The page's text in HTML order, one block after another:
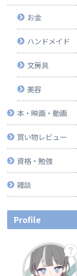
お金
ハンドメイド
文房具
美容
本・映画・動画
買い物レビュー
資格・勉強
雑談
Profile